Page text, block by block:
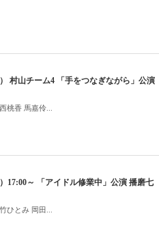
村山チーム4 「手をつなぎながら」公演
桃香 馬嘉伶...
17:00～ 「アイドル修業中」公演 播磨七
ひとみ 岡田...